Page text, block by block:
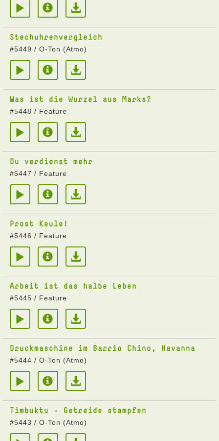
Stechuhrenvergleich
#5449 / O-Ton (Atmo)
Was ist die Wurzel aus Marks?
#5448 / Feature
Du verdienst mehr
#5447 / Feature
Prost Keule!
#5446 / Feature
Arbeit ist das halbe Leben
#5445 / Feature
Druckmaschine im Barrio Chino, Havanna
#5444 / O-Ton (Atmo)
Timbuktu - Getreide stampfen
#5443 / O-Ton (Atmo)